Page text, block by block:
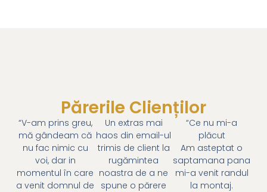
Părerile Clienților
“V-am prins greu,
mă gândeam că
nu fac nimic cu
voi, dar in
momentul în care
a venit domnul de
Un extras mai
haos din email-ul
trimis de client la
rugămintea
noastra de a ne
spune o părere
“Ce nu mi-a
plăcut
Am asteptat o
saptamana pana
mi-a venit randul
la montaj.